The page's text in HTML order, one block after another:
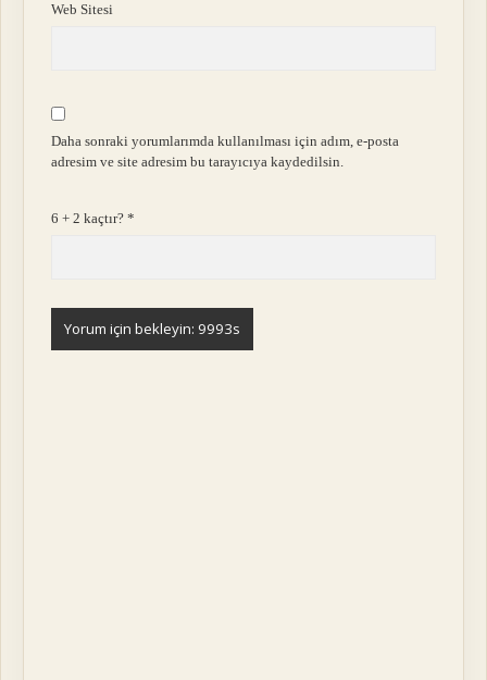
Web Sitesi
Daha sonraki yorumlarımda kullanılması için adım, e-posta
adresim ve site adresim bu tarayıcıya kaydedilsin.
6 + 2 kaçtır?*